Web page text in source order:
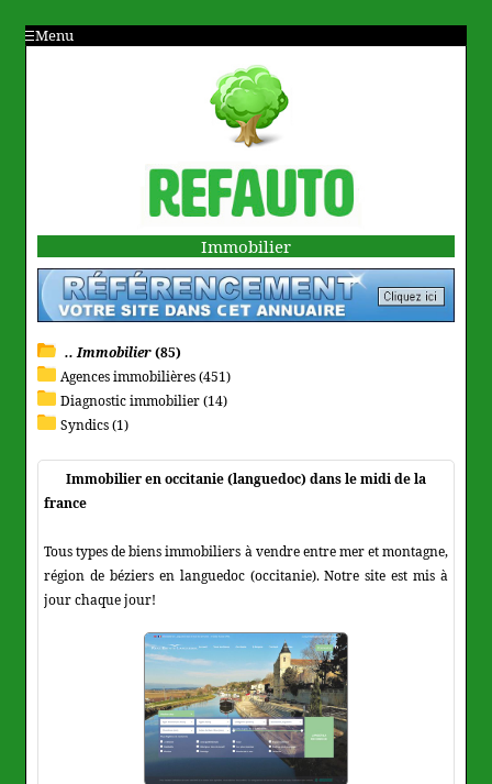
Menu
Immobilier
.. Immobilier(85)
Agences immobilières (451)
Diagnostic immobilier (14)
Syndics (1)
Immobilier en occitanie (languedoc) dans le midi de la
france
Tous types de biens immobiliers à vendre entre mer et montagne,
région de béziers en languedoc (occitanie). Notre site est mis à
jour chaque jour!